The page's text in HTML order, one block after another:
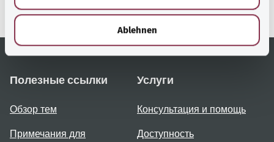
Ablehnen
Полезные ссылки
Обзор тем
Примечания для
Услуги
Консультация и помощь
Доступность